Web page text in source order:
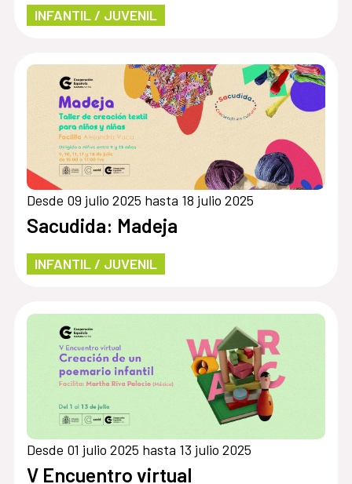
INFANTIL / JUVENIL
Desde 09 julio 2025 hasta 18 julio 2025
Sacudida: Madeja
INFANTIL / JUVENIL
Desde 01 julio 2025 hasta 13 julio 2025
V Encuentro virtual